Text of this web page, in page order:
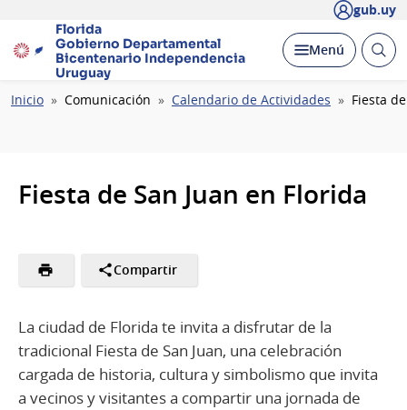
gub.uy
Florida
Gobierno Departamental
Bicentenario Independencia
Uruguay
Desplegar
Menú Abrir
Ruta
Inicio Comunicación Calendario de Actividades Fiesta
Fiesta de San Juan en Florida
Compartir
La ciudad de Florida te invita a disfrutar de la
tradicional Fiesta de San Juan, una celebración
cargada de historia, cultura y simbolismo que invita
a vecinos y visitantes a compartir una jornada de